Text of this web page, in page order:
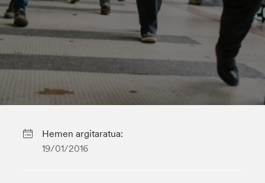
Hemen argitaratua:
19/01/2016